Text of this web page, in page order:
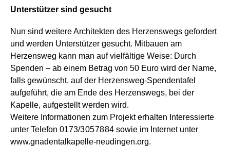
Unterstützer sind gesucht
Nun sind weitere Architekten des Herzenswegs gefordert
und werden Unterstützer gesucht. Mitbauen am
Herzensweg kann man auf vielfältige Weise: Durch
Spenden – ab einem Betrag von 50 Euro wird der Name,
falls gewünscht, auf der Herzensweg-Spendentafel
aufgeführt, die am Ende des Herzenswegs, bei der
Kapelle, aufgestellt werden wird.
Weitere Informationen zum Projekt erhalten Interessierte
unter Telefon 0173/3 05 78 84 sowie im Internet unter
www.gnadentalkapelle-neudingen.org.